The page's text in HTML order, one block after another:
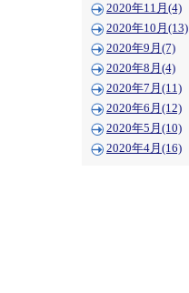
2020年11月(4)
2020年10月(13)
2020年9月(7)
2020年8月(4)
2020年7月(11)
2020年6月(12)
2020年5月(10)
2020年4月(16)